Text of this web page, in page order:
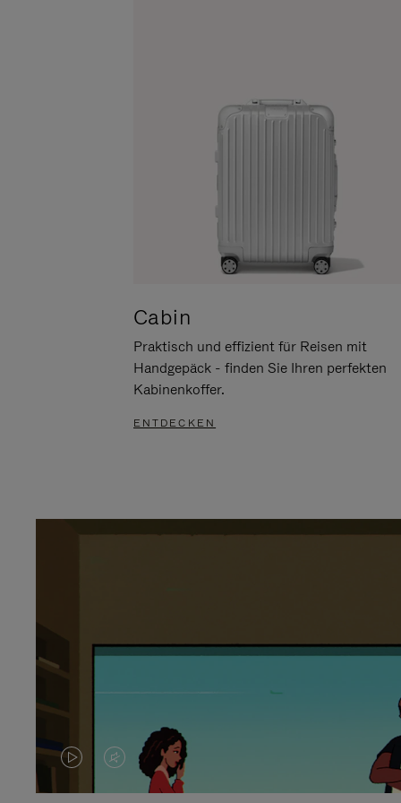
Cabin
Praktisch und effizient für Reisen mit
Handgepäck - finden Sie Ihren perfekten
Kabinenkoffer.
ENTDECKEN
DASVIDEO